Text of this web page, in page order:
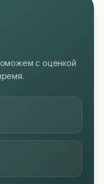
с оценкой